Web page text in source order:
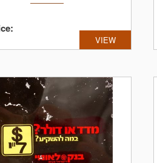
VIEW